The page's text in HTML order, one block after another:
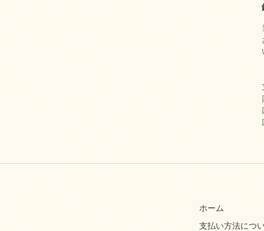
ホーム
支払い方法につ